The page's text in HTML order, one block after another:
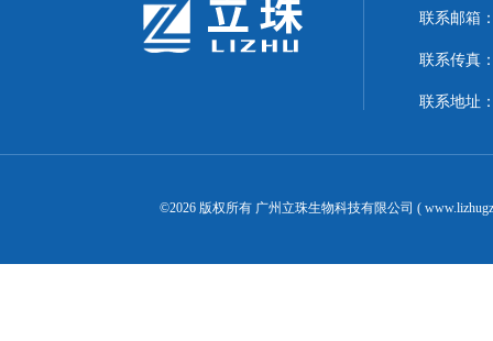
联系邮箱
联系传真
联系地址
©2026 版权所有 广州立珠生物科技有限公司 (